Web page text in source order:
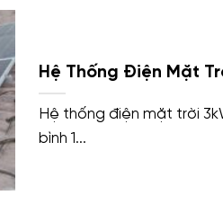
Hệ Thống Điện Mặt
Hệ thống điện mặt trời
bình 1...